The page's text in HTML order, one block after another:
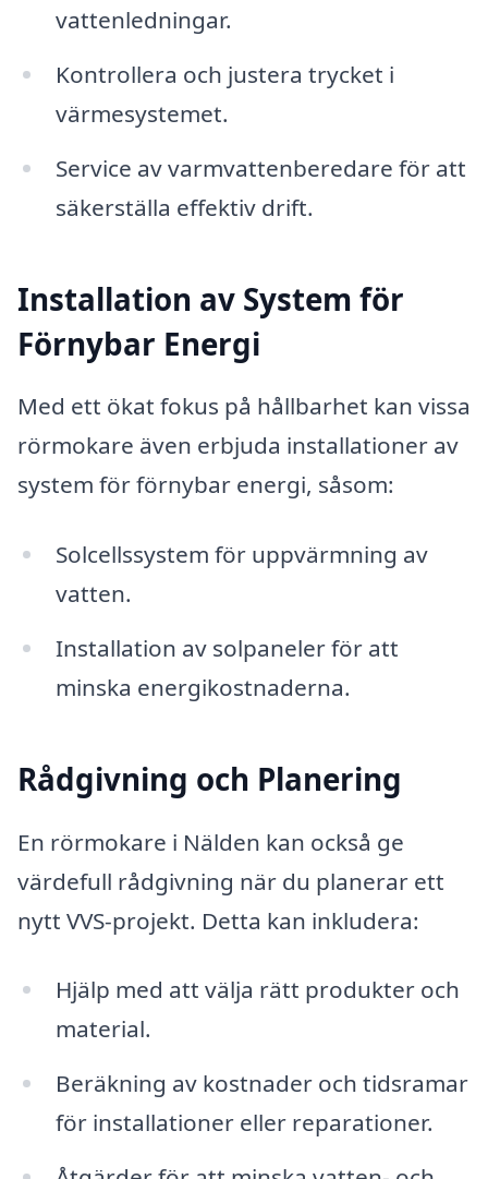
vattenledningar.
Kontrollera och justera trycket i
värmesystemet.
Service av varmvattenberedare för att
säkerställa effektiv drift.
Installation av System för
Förnybar Energi
Med ett ökat fokus på hållbarhet kan vissa
rörmokare även erbjuda installationer av
system för förnybar energi, såsom:
Solcellssystem för uppvärmning av
vatten.
Installation av solpaneler för att
minska energikostnaderna.
Rådgivning och Planering
En rörmokare i Nälden kan också ge
värdefull rådgivning när du planerar ett
nytt VVS-projekt. Detta kan inkludera:
Hjälp med att välja rätt produkter och
material.
Beräkning av kostnader och tidsramar
för installationer eller reparationer.